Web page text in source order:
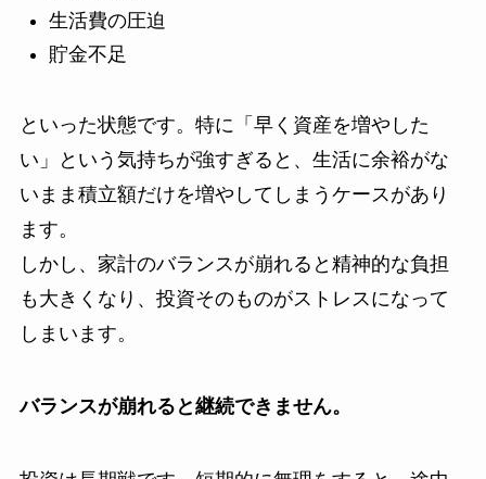
生活費の圧迫
貯金不足
といった状態です。特に「早く資産を増やした
い」という気持ちが強すぎると、生活に余裕がな
いまま積立額だけを増やしてしまうケースがあり
ます。
しかし、家計のバランスが崩れると精神的な負担
も大きくなり、投資そのものがストレスになって
しまいます。
バランスが崩れると継続できません。